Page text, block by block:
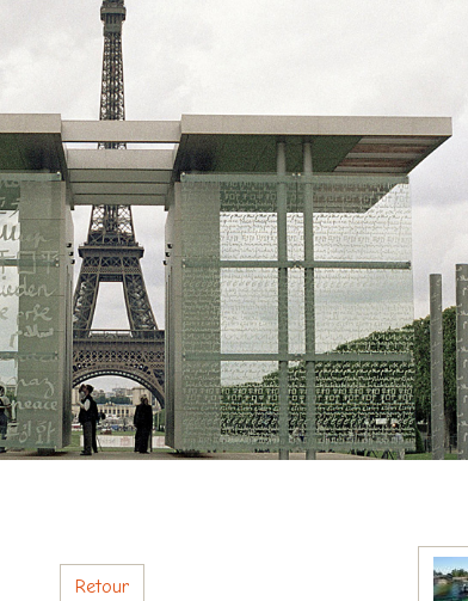
Retour